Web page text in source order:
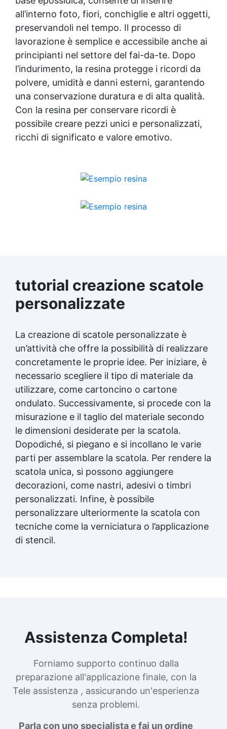
all’interno foto, fiori, conchiglie e altri oggetti,
preservandoli nel tempo. Il processo di
lavorazione è semplice e accessibile anche ai
principianti nel settore del fai-da-te. Dopo
l’indurimento, la resina protegge i ricordi da
polvere, umidità e danni esterni, garantendo
una conservazione duratura e di alta qualità.
Con la resina per conservare ricordi è
possibile creare pezzi unici e personalizzati,
ricchi di significato e valore emotivo.
tutorial creazione scatole
personalizzate
La creazione di scatole personalizzate è
un’attività che offre la possibilità di realizzare
concretamente le proprie idee. Per iniziare, è
necessario scegliere il tipo di materiale da
utilizzare, come cartoncino o cartone
ondulato. Successivamente, si procede con la
misurazione e il taglio del materiale secondo
le dimensioni desiderate per la scatola.
Dopodiché, si piegano e si incollano le varie
parti per assemblare la scatola. Per rendere la
scatola unica, si possono aggiungere
decorazioni, come nastri, adesivi o timbri
personalizzati. Infine, è possibile
personalizzare ulteriormente la scatola con
tecniche come la verniciatura o l’applicazione
di stencil.
Assistenza Completa!
Forniamo supporto continuo dalla
preparazione all'applicazione finale, con la
Tele assistenza , assicurando un'esperienza
senza problemi.
Parla con uno specialista e fai un ordine